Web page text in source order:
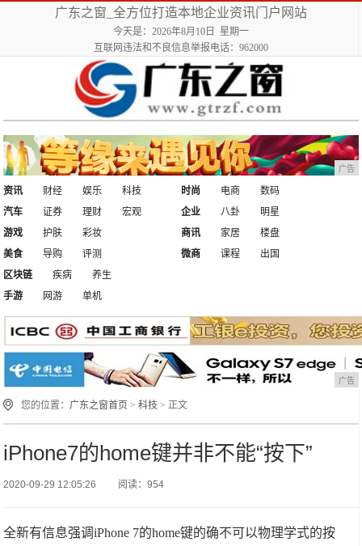
广东之窗_全方位打造本地企业资讯门户网站
今天是：2026年8月10日 星期一
互联网违法和不良信息举报电话：962000
广告
资讯 财经 娱乐
科技
汽车
证券 理财 宏观
时尚 电商
数码
企业
八卦
明星
游戏
护肤
彩妆
美食
导购 评测
商讯 家居
楼盘
微商
课程
出国
区块链
疾病
养生
手游
网游 单机
广告
您的位置： 广东之窗首页 >科技 > 正文
iPhone7的home键并非不能“按下”
2020-09-29 12:05:26 阅读：954
全新有信息强调iPhone 7的home键的确不可以物理学式的按